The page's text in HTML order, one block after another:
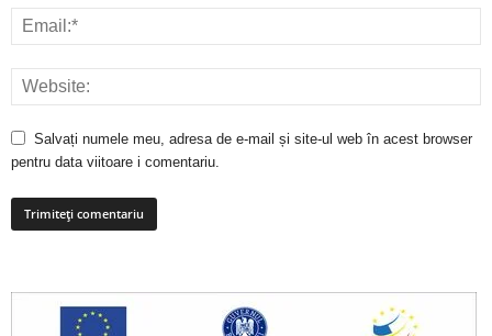
Salvați numele meu, adresa de e-mail și site-ul web în acest browser
pentru data viitoare i comentariu.